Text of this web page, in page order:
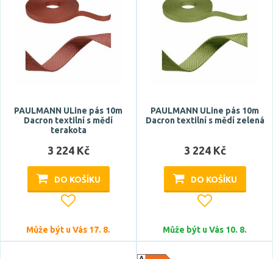
koule
kónický
podlouhlý
polokoule
Stupeň krytí
IP20
Průměr
PAULMANN ULine pás 10m
Dacron textilní s mědí
terakota
3 224 Kč
DO KOŠÍKU
Může být u Vás 17. 8.
PAULMANN ULine pás 10m
Dacron textilní s mědí zelená
3 224 Kč
DO KOŠÍKU
Může být u Vás 10. 8.